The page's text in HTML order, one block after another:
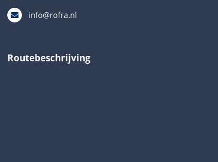
info@rofra.nl
Routebeschrijving